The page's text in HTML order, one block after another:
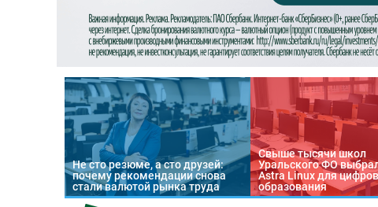
Не сто резюме, а сто друзей:
почему рекомендации снова
стали валютой рынка труда
Свыше тысячи школ
Уральского ФО
Astra Linux для
образования